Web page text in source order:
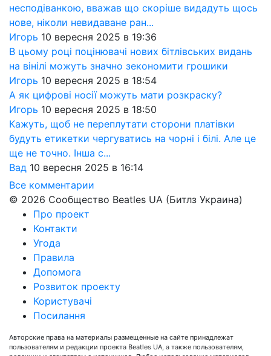
несподіванкою, вважав що скоріше видадуть щось
нове, ніколи невидаване ран...
Игорь 10 вересня 2025 в 19:36
В цьому році поцінювачі нових бітлівських видань
на вінілі можуть значно зекономити грошики
Игорь 10 вересня 2025 в 18:54
А як цифрові носії можуть мати розкраску?
Игорь 10 вересня 2025 в 18:50
Кажуть, щоб не переплутати сторони платівки
будуть етикетки чергуватись на чорні і білі. Але це
ще не точно. Інша с...
Вад 10 вересня 2025 в 16:14
Все комментарии
© 2026 Сообщество Beatles UA (Битлз Украина)
Про проект
Контакти
Угода
Правила
Допомога
Розвиток проекту
Користувачі
Посилання
Авторские права на материалы размещенные на сайте принадлежат
пользователям и редакции проекта Beatles UA, а также пользователям,